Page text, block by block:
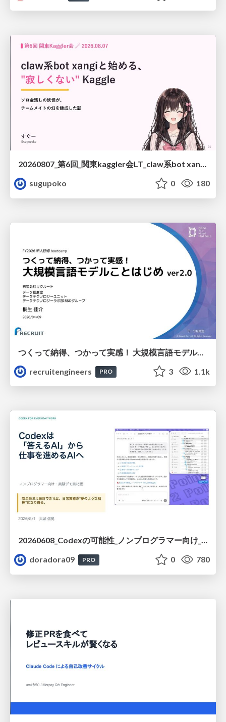
20260807_第6回_関東kaggler会LT_claw系bot xangiと始める、"寂しくない" kaggle
sugupoko
0 180
つくって納得、つかって実感！ 大規模言語モデルことはじめ ver2.0
recruitengineers
PRO 3 1.1k
20260608_Codexの可能性_ノンプログラマー向け_大城追記
doradora09
PRO 0 780